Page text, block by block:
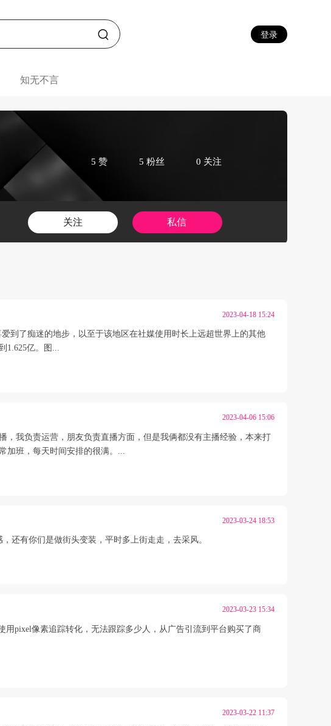
登录
知无不言
5 赞 5 粉丝 0 关注
关注 私信
2023-04-18 15:24
到了痴迷的地步，以至于该地区在社媒使用时长上远超世界上的其他
1.625亿。图...
2023-04-06 15:06
我负责运营，朋友负责直播方面，但是我俩都没有主播经验，本来打
加班，每天时间安排的很满。...
2023-03-24 18:53
还有你们是做街头变装，平时多上街走走，去采风。
2023-03-23 15:34
用pixel像素追踪转化，无法跟踪多少人，从广告引流到平台购买了商
2023-03-22 11:37